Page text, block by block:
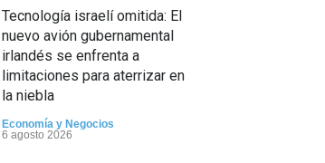
Tecnología israelí omitida: El
nuevo avión gubernamental
irlandés se enfrenta a
limitaciones para aterrizar en
la niebla
Economía y Negocios
6 agosto 2026